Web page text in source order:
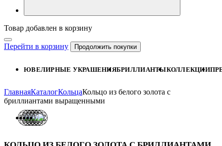
Товар добавлен в корзину
Перейти в корзину Продолжить покупки
ЮВЕЛИРНЫЕ УКРАШЕНИЯБРИЛЛИАНТЫКОЛЛЕКЦИИ
ГлавнаяКаталогКольцаКольцо из белого золота с
бриллиантами выращенными